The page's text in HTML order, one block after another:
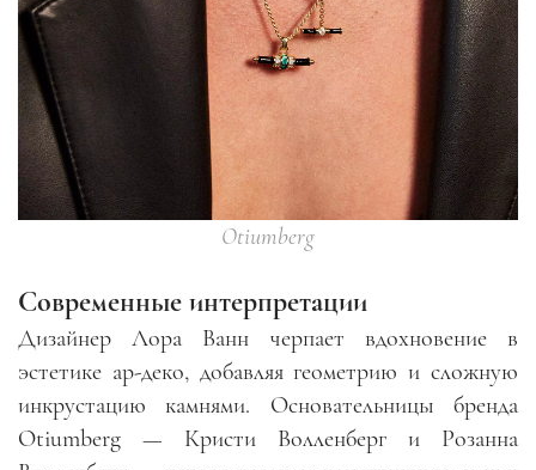
Otiumberg
Современные интерпретации
Дизайнер Лора Ванн черпает вдохновение в
эстетике ар-деко, добавляя геометрию и сложную
инкрустацию камнями. Основательницы бренда
Otiumberg — Кристи Волленберг и Розанна